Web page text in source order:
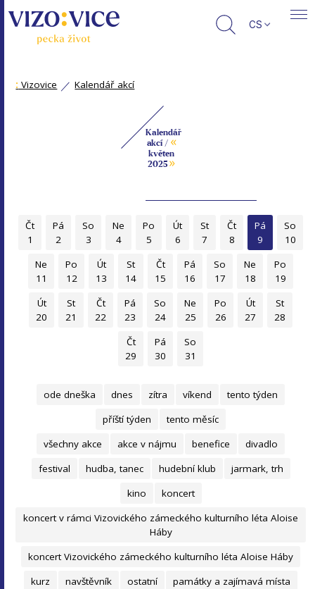
CS
: Vizovice Kalendář akcí
Kalendář
akcí / «
květen
2025»
Čt
1
Pá
2
So
3
Ne
4
Po
5
Út
6
St
7
Čt
8
Pá
9
So
10
Ne
11
Po
12
Út
13
St
14
Čt
15
Pá
16
So
17
Ne
18
Po
19
Út
20
St
21
Čt
22
Pá
23
So
24
Ne
25
Po
26
Út
27
St
28
Čt
29
Pá
30
So
31
ode dneška dnes zítra víkend
tento týden
příští týden
tento měsíc
všechny akce
akce v nájmu benefice
divadlo
festival
hudba, tanec hudební klub
jarmark, trh
kino
koncert
koncert v rámci Vizovického zámeckého kulturního léta Aloise
Háby
koncert Vizovického zámeckého kulturního léta Aloise Háby
kurz
navštěvník ostatní
památky a zajímavá místa